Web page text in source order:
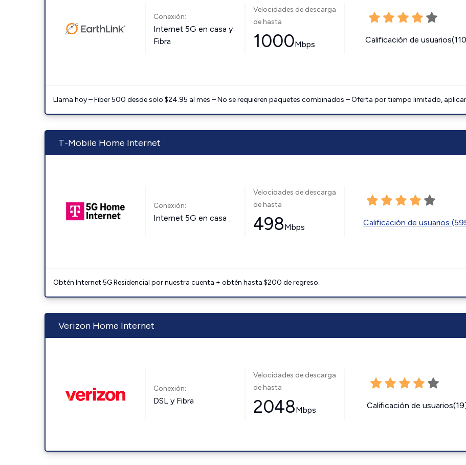
Conexión:
Internet 5G en casa y
Fibra
Velocidades de descarga
de hasta
1000Mbps Calificación de
Llama hoy – Fiber 500 desde solo $24.95 al mes – No se requieren paquetes combinados – Oferta por tiempo limitado,
T-Mobile Home Internet
Conexión:
Internet 5G en casa
Velocidades de descarga
de hasta
498Mbps Calificación de usuarios
Obtén Internet 5G Residencial por nuestra cuenta + obtén hasta $200 de regreso.
Verizon Home Internet
Conexión:
DSL y Fibra
Velocidades de descarga
de hasta
2048Mbps Calificación de